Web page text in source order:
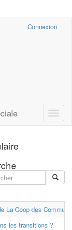
Connexion
Toggle
La Coop des
les transitions ?